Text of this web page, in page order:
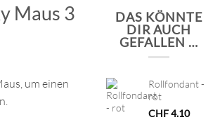
Maus 3
um einen
DAS KÖNNTE
DIR AUCH
GEFALLEN …
Rollfondant -
rot
CHF4.10